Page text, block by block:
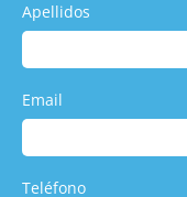
Apellidos
Email
Teléfono